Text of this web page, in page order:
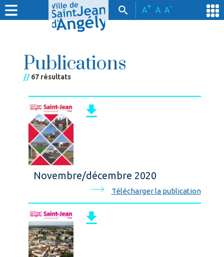
A+ A A-
Publications
//67 résultats
Novembre/décembre 2020
Télécharger la publication